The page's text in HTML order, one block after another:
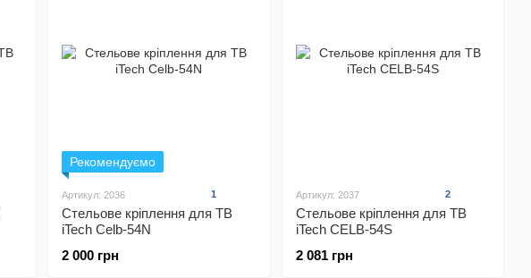
Рекомендуємо
Артикул: 2036 1
Стельове кріплення для ТВ
iTech Celb-54N
2 000 грн
Артикул: 2037 2
Стельове кріплення для ТВ
iTech CELB-54S
2 081 грн